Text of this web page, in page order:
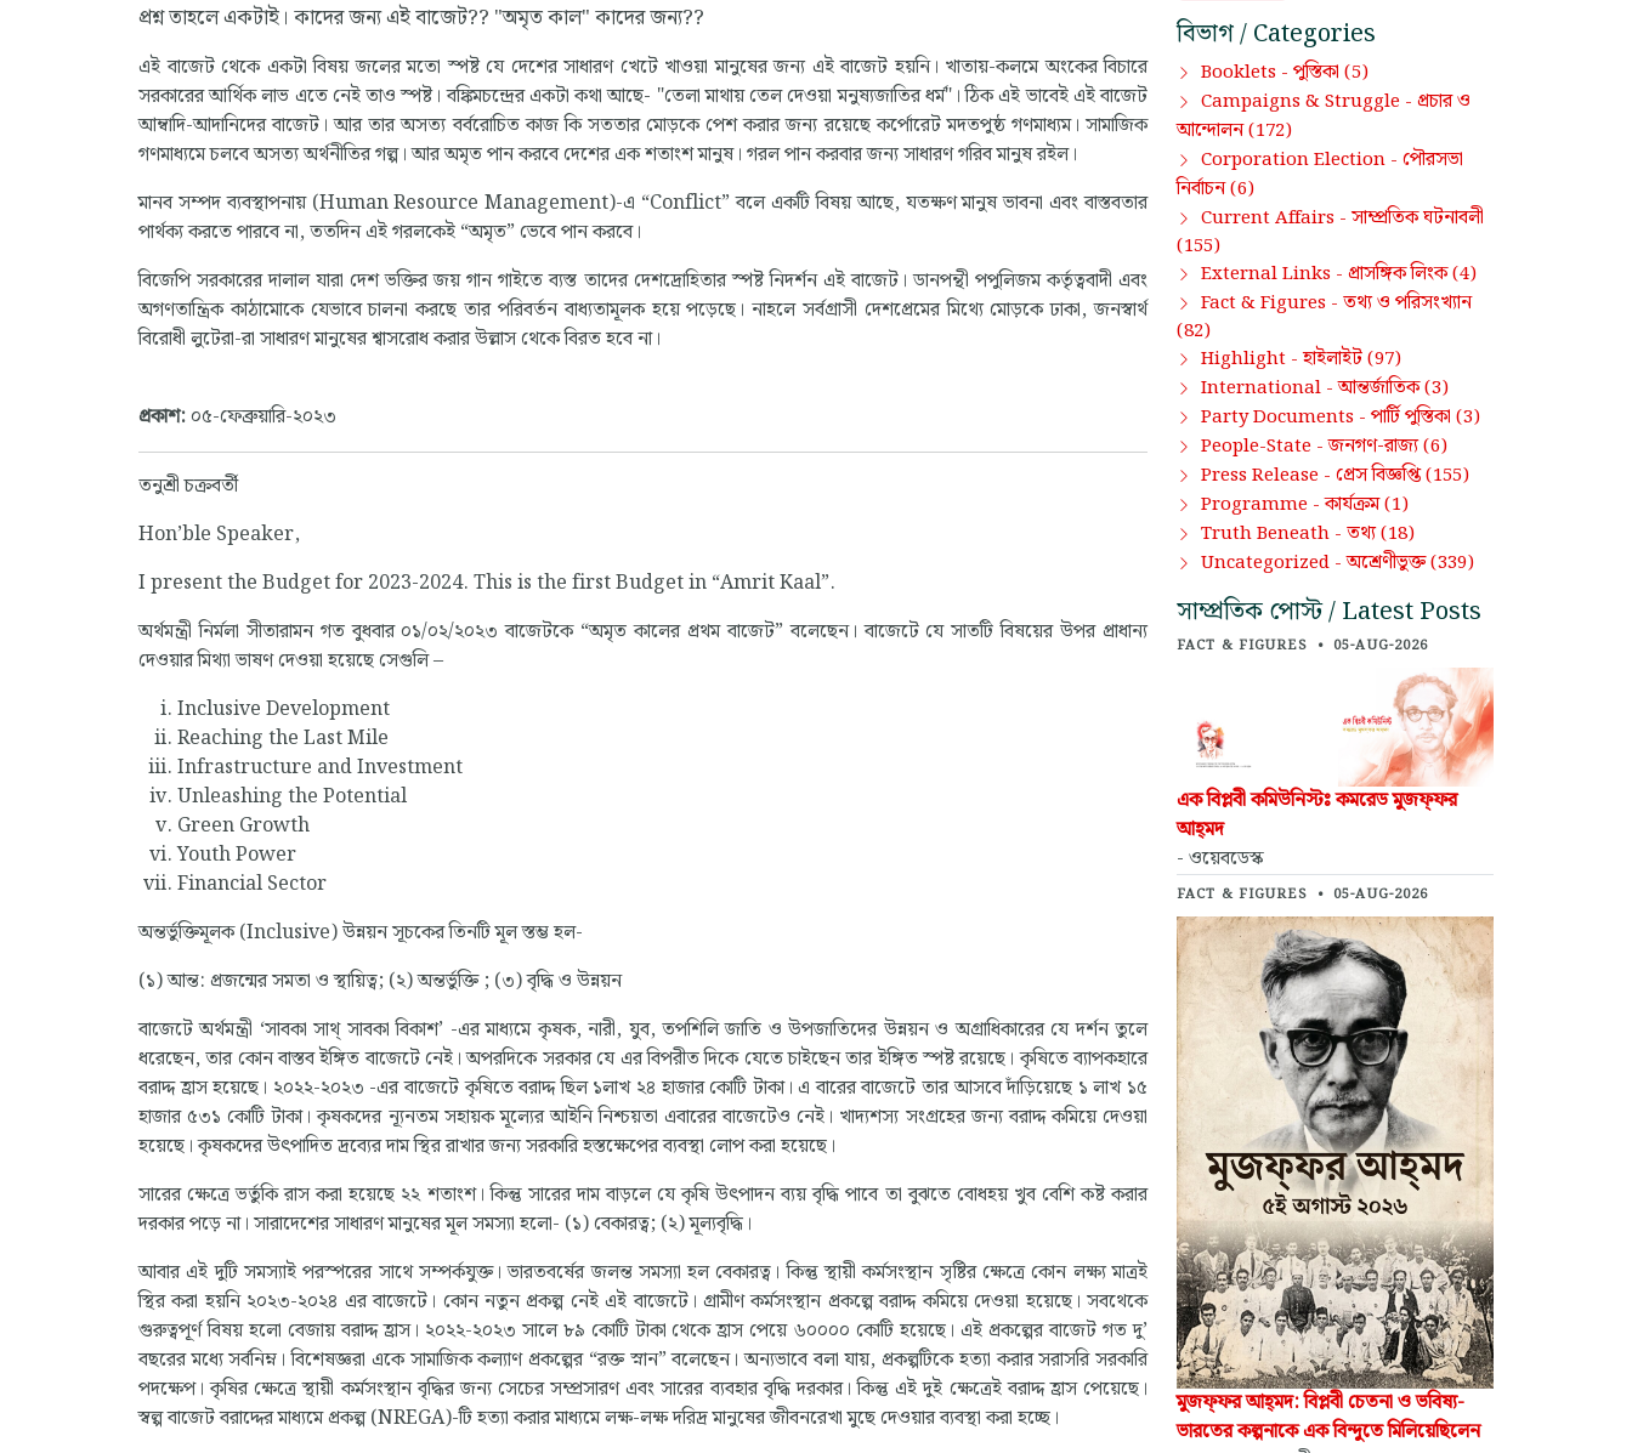
প্রশ্ন তাহলে একটাই। কাদের জন্য এই বাজেট?? "অমৃত কাল" কাদের জন্য??
এই বাজেট থেকে একটা বিষয় জলের মতো স্পষ্ট যে দেশের সাধারণ খেটে খাওয়া মানুষের জন্য এই বাজেট হয়নি। খাতায়-কলমে অংকের বিচারে
সরকারের আর্থিক লাভ এতে নেই তাও স্পষ্ট। বঙ্কিমচন্দ্রের একটা কথা আছে- "তেলা মাথায় তেল দেওয়া মনুষ্যজাতির ধর্ম"। ঠিক এই ভাবেই এই বাজেট
আম্বাদি-আদানিদের বাজেট। আর তার অসত্য বর্বরোচিত কাজ কি সততার মোড়কে পেশ করার জন্য রয়েছে কর্পোরেট মদতপুষ্ঠ গণমাধ্যম। সামাজিক
গণমাধ্যমে চলবে অসত্য অর্থনীতির গল্প। আর অমৃত পান করবে দেশের এক শতাংশ মানুষ। গরল পান করবার জন্য সাধারণ গরিব মানুষ রইল।
মানব সম্পদ ব্যবস্থাপনায় (Human Resource Management)-এ “Conflict” বলে একটি বিষয় আছে, যতক্ষণ মানুষ ভাবনা এবং বাস্তবতার
পার্থক্য করতে পারবে না, ততদিন এই গরলকেই “অমৃত” ভেবে পান করবে।
বিজেপি সরকারের দালাল যারা দেশ ভক্তির জয় গান গাইতে ব্যস্ত তাদের দেশদ্রোহিতার স্পষ্ট নিদর্শন এই বাজেট। ডানপন্থী পপুলিজম কর্তৃত্ববাদী এবং
অগণতান্ত্রিক কাঠামোকে যেভাবে চালনা করছে তার পরিবর্তন বাধ্যতামূলক হয়ে পড়েছে। নাহলে সর্বগ্রাসী দেশপ্রেমের মিথ্যে মোড়কে ঢাকা, জনস্বার্থ
বিরোধী লুটেরা-রা সাধারণ মানুষের শ্বাসরোধ করার উল্লাস থেকে বিরত হবে না।
প্রকাশ: ০৫-ফেব্রুয়ারি-২০২৩
তনুশ্রী চক্রবর্তী
Hon’ble Speaker,
I present the Budget for 2023-2024. This is the first Budget in “Amrit Kaal”.
অর্থমন্ত্রী নির্মলা সীতারামন গত বুধবার ০১/০২/২০২৩ বাজেটকে “অমৃত কালের প্রথম বাজেট” বলেছেন। বাজেটে যে সাতটি বিষয়ের উপর প্রাধান্য
দেওয়ার মিথ্যা ভাষণ দেওয়া হয়েছে সেগুলি –
Inclusive Development
Reaching the Last Mile
Infrastructure and Investment
Unleashing the Potential
Green Growth
Youth Power
Financial Sector
অন্তর্ভুক্তিমূলক (Inclusive) উন্নয়ন সূচকের তিনটি মূল স্তম্ভ হল-
(১) আন্ত: প্রজন্মের সমতা ও স্থায়িত্ব; (২) অন্তর্ভুক্তি ; (৩) বৃদ্ধি ও উন্নয়ন
বাজেটে অর্থমন্ত্রী ‘সাবকা সাথ্ সাবকা বিকাশ’ -এর মাধ্যমে কৃষক, নারী, যুব, তপশিলি জাতি ও উপজাতিদের উন্নয়ন ও অগ্রাধিকারের যে দর্শন তুলে
ধরেছেন, তার কোন বাস্তব ইঙ্গিত বাজেটে নেই। অপরদিকে সরকার যে এর বিপরীত দিকে যেতে চাইছেন তার ইঙ্গিত স্পষ্ট রয়েছে। কৃষিতে ব্যাপকহারে
বরাদ্দ হ্রাস হয়েছে। ২০২২-২০২৩ -এর বাজেটে কৃষিতে বরাদ্দ ছিল ১লাখ ২৪ হাজার কোটি টাকা। এ বারের বাজেটে তার আসবে দাঁড়িয়েছে ১ লাখ ১৫
হাজার ৫৩১ কোটি টাকা। কৃষকদের ন্যূনতম সহায়ক মূল্যের আইনি নিশ্চয়তা এবারের বাজেটেও নেই। খাদ্যশস্য সংগ্রহের জন্য বরাদ্দ কমিয়ে দেওয়া
হয়েছে। কৃষকদের উৎপাদিত দ্রব্যের দাম স্থির রাখার জন্য সরকারি হস্তক্ষেপের ব্যবস্থা লোপ করা হয়েছে।
সারের ক্ষেত্রে ভর্তুকি রাস করা হয়েছে ২২ শতাংশ। কিন্তু সারের দাম বাড়লে যে কৃষি উৎপাদন ব্যয় বৃদ্ধি পাবে তা বুঝতে বোধহয় খুব বেশি কষ্ট করার
দরকার পড়ে না। সারাদেশের সাধারণ মানুষের মূল সমস্যা হলো- (১) বেকারত্ব; (২) মূল্যবৃদ্ধি।
আবার এই দুটি সমস্যাই পরস্পরের সাথে সম্পর্কযুক্ত। ভারতবর্ষের জলন্ত সমস্যা হল বেকারত্ব। কিন্তু স্থায়ী কর্মসংস্থান সৃষ্টির ক্ষেত্রে কোন লক্ষ্য মাত্রই
স্থির করা হয়নি ২০২৩-২০২৪ এর বাজেটে। কোন নতুন প্রকল্প নেই এই বাজেটে। গ্রামীণ কর্মসংস্থান প্রকল্পে বরাদ্দ কমিয়ে দেওয়া হয়েছে। সবথেকে
গুরুত্বপূর্ণ বিষয় হলো বেজায় বরাদ্দ হ্রাস। ২০২২-২০২৩ সালে ৮৯ কোটি টাকা থেকে হ্রাস পেয়ে ৬০০০০ কোটি হয়েছে। এই প্রকল্পের বাজেট গত দু’
বছরের মধ্যে সর্বনিম্ন। বিশেষজ্ঞরা একে সামাজিক কল্যাণ প্রকল্পের “রক্ত স্নান” বলেছেন। অন্যভাবে বলা যায়, প্রকল্পটিকে হত্যা করার সরাসরি সরকারি
পদক্ষেপ। কৃষির ক্ষেত্রে স্থায়ী কর্মসংস্থান বৃদ্ধির জন্য সেচের সম্প্রসারণ এবং সারের ব্যবহার বৃদ্ধি দরকার। কিন্তু এই দুই ক্ষেত্রেই বরাদ্দ হ্রাস পেয়েছে।
স্বল্প বাজেট বরাদ্দের মাধ্যমে প্রকল্প (NREGA)-টি হত্যা করার মাধ্যমে লক্ষ-লক্ষ দরিদ্র মানুষের জীবনরেখা মুছে দেওয়ার ব্যবস্থা করা হচ্ছে।
বিভাগ / Categories
Booklets - পুস্তিকা (5)
Campaigns & Struggle - প্রচার ও
আন্দোলন(172)
Corporation Election - পৌরসভা
নির্বাচন(6)
Current Affairs - সাম্প্রতিক ঘটনাবলী
(155)
External Links - প্রাসঙ্গিক লিংক(4)
Fact & Figures - তথ্য ও পরিসংখ্যান
(82)
Highlight -হাইলাইট(97)
International -আন্তর্জাতিক(3)
Party Documents - পার্টি পুস্তিকা (3)
People-State -জনগণ-রাজ্য(6)
Press Release - প্রেস বিজ্ঞপ্তি(155)
Programme -কার্যক্রম(1)
Truth Beneath - তথ্য(18)
Uncategorized -অশ্রেণীভুক্ত(339)
সাম্প্রতিক পোস্ট / Latest Posts
FACT & FIGURES • 05-AUG-2026
এক বিপ্লবী কমিউনিস্টঃ কমরেড মুজফ্‌ফর
আহ্‌মদ
- ওয়েবডেস্ক
FACT & FIGURES • 05-AUG-2026
মুজফ্‌ফর আহ্‌মদ: বিপ্লবী চেতনা ও ভবিষ্য-
ভারতের কল্পনাকে এক বিন্দুতে মিলিয়েছিলেন